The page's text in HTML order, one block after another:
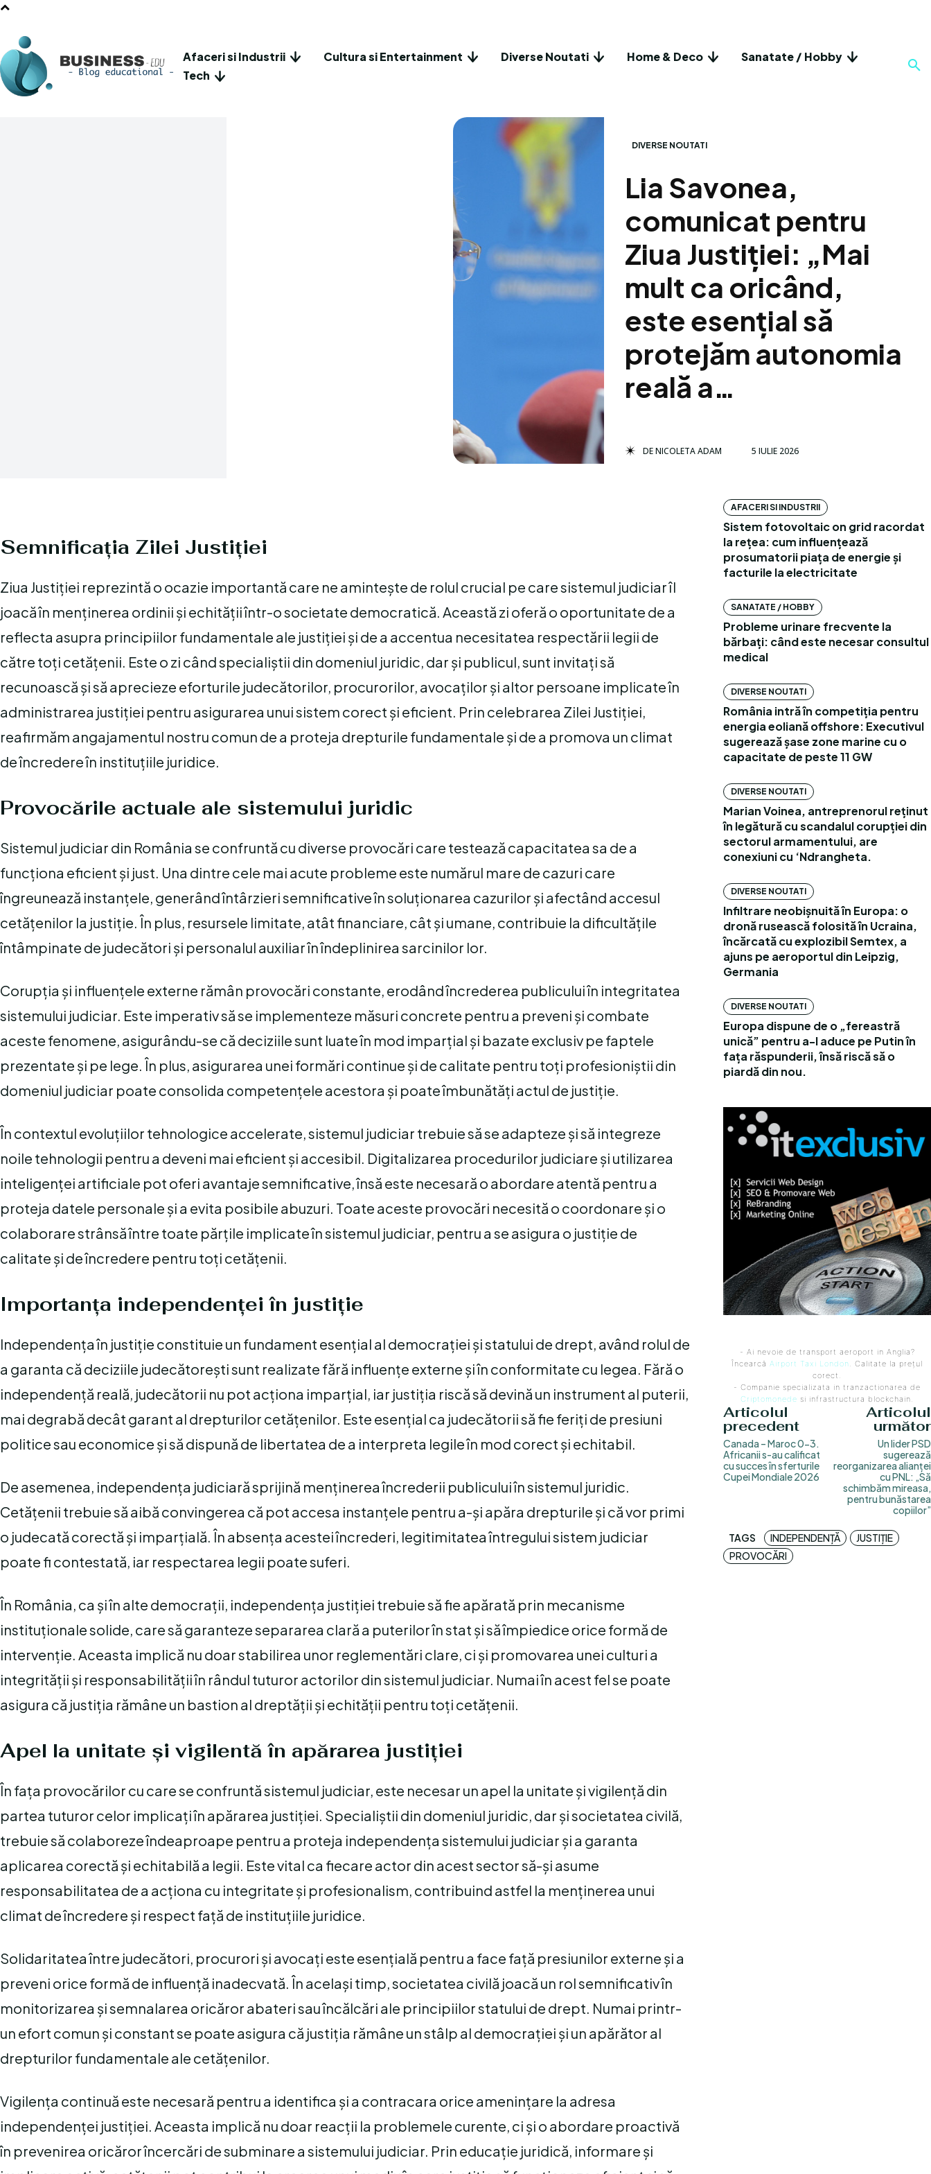
Afaceri si Industrii Cultura si Entertainment Diverse Noutati Home & Deco
Sanatate / Hobby
Tech
DIVERSE NOUTATI
Lia Savonea,
comunicat pentru
Ziua Justiției: „Mai
mult ca oricând,
este esențial să
protejăm autonomia
reală a…
DENICOLETA ADAM 5 IULIE 2026
Semnificația Zilei Justiției
Ziua Justiției reprezintă o ocazie importantă care ne amintește de rolul crucial pe care sistemul judiciar îl
joacă în menținerea ordinii și echității într-o societate democratică. Această zi oferă o oportunitate de a
reflecta asupra principiilor fundamentale ale justiției și de a accentua necesitatea respectării legii de
către toți cetățenii. Este o zi când specialiștii din domeniul juridic, dar și publicul, sunt invitați să
recunoască și să aprecieze eforturile judecătorilor, procurorilor, avocaților și altor persoane implicate în
administrarea justiției pentru asigurarea unui sistem corect și eficient. Prin celebrarea Zilei Justiției,
reafirmăm angajamentul nostru comun de a proteja drepturile fundamentale și de a promova un climat
de încredere în instituțiile juridice.
Provocările actuale ale sistemului juridic
Sistemul judiciar din România se confruntă cu diverse provocări care testează capacitatea sa de a
funcționa eficient și just. Una dintre cele mai acute probleme este numărul mare de cazuri care
îngreunează instanțele, generând întârzieri semnificative în soluționarea cazurilor și afectând accesul
cetățenilor la justiție. În plus, resursele limitate, atât financiare, cât și umane, contribuie la dificultățile
întâmpinate de judecători și personalul auxiliar în îndeplinirea sarcinilor lor.
Corupția și influențele externe rămân provocări constante, erodând încrederea publicului în integritatea
sistemului judiciar. Este imperativ să se implementeze măsuri concrete pentru a preveni și combate
aceste fenomene, asigurându-se că deciziile sunt luate în mod imparțial și bazate exclusiv pe faptele
prezentate și pe lege. În plus, asigurarea unei formări continue și de calitate pentru toți profesioniștii din
domeniul judiciar poate consolida competențele acestora și poate îmbunătăți actul de justiție.
În contextul evoluțiilor tehnologice accelerate, sistemul judiciar trebuie să se adapteze și să integreze
noile tehnologii pentru a deveni mai eficient și accesibil. Digitalizarea procedurilor judiciare și utilizarea
inteligenței artificiale pot oferi avantaje semnificative, însă este necesară o abordare atentă pentru a
proteja datele personale și a evita posibile abuzuri. Toate aceste provocări necesită o coordonare și o
colaborare strânsă între toate părțile implicate în sistemul judiciar, pentru a se asigura o justiție de
calitate și de încredere pentru toți cetățenii.
Importanța independenței în justiție
Independența în justiție constituie un fundament esențial al democrației și statului de drept, având rolul de
a garanta că deciziile judecătorești sunt realizate fără influențe externe și în conformitate cu legea. Fără o
independență reală, judecătorii nu pot acționa imparțial, iar justiția riscă să devină un instrument al puterii,
mai degrabă decât garant al drepturilor cetățenilor. Este esențial ca judecătorii să fie feriți de presiuni
politice sau economice și să dispună de libertatea de a interpreta legile în mod corect și echitabil.
De asemenea, independența judiciară sprijină menținerea încrederii publicului în sistemul juridic.
Cetățenii trebuie să aibă convingerea că pot accesa instanțele pentru a-și apăra drepturile și că vor primi
o judecată corectă și imparțială. În absența acestei încrederi, legitimitatea întregului sistem judiciar
poate fi contestată, iar respectarea legii poate suferi.
În România, ca și în alte democrații, independența justiției trebuie să fie apărată prin mecanisme
instituționale solide, care să garanteze separarea clară a puterilor în stat și să împiedice orice formă de
intervenție. Aceasta implică nu doar stabilirea unor reglementări clare, ci și promovarea unei culturi a
integrității și responsabilității în rândul tuturor actorilor din sistemul judiciar. Numai în acest fel se poate
asigura că justiția rămâne un bastion al dreptății și echității pentru toți cetățenii.
Apel la unitate și vigilentă în apărarea justiției
În fața provocărilor cu care se confruntă sistemul judiciar, este necesar un apel la unitate și vigilență din
partea tuturor celor implicați în apărarea justiției. Specialiștii din domeniul juridic, dar și societatea civilă,
trebuie să colaboreze îndeaproape pentru a proteja independența sistemului judiciar și a garanta
aplicarea corectă și echitabilă a legii. Este vital ca fiecare actor din acest sector să-și asume
responsabilitatea de a acționa cu integritate și profesionalism, contribuind astfel la menținerea unui
climat de încredere și respect față de instituțiile juridice.
Solidaritatea între judecători, procurori și avocați este esențială pentru a face față presiunilor externe și a
preveni orice formă de influență inadecvată. În același timp, societatea civilă joacă un rol semnificativ în
monitorizarea și semnalarea oricăror abateri sau încălcări ale principiilor statului de drept. Numai printr-
un efort comun și constant se poate asigura că justiția rămâne un stâlp al democrației și un apărător al
drepturilor fundamentale ale cetățenilor.
Vigilența continuă este necesară pentru a identifica și a contracara orice amenințare la adresa
independenței justiției. Aceasta implică nu doar reacții la problemele curente, ci și o abordare proactivă
în prevenirea oricăror încercări de subminare a sistemului judiciar. Prin educație juridică, informare și
AFACERI SI INDUSTRII
Sistem fotovoltaic on grid racordat
la rețea: cum influențează
prosumatorii piața de energie și
facturile la electricitate
SANATATE / HOBBY
Probleme urinare frecvente la
bărbați: când este necesar consultul
medical
DIVERSE NOUTATI
România intră în competiția pentru
energia eoliană offshore: Executivul
sugerează șase zone marine cu o
capacitate de peste 11 GW
DIVERSE NOUTATI
Marian Voinea, antreprenorul reținut
în legătură cu scandalul corupției din
sectorul armamentului, are
conexiuni cu ‘Ndrangheta.
DIVERSE NOUTATI
Infiltrare neobișnuită în Europa: o
dronă rusească folosită în Ucraina,
încărcată cu explozibil Semtex, a
ajuns pe aeroportul din Leipzig,
Germania
DIVERSE NOUTATI
Europa dispune de o „fereastră
unică” pentru a-l aduce pe Putin în
fața răspunderii, însă riscă să o
piardă din nou.
- Ai nevoie de transport aeroport in Anglia?
Încearcă Airport Taxi London. Calitate la prețul
corect.
- Companie specializata in tranzactionarea de
Criptomonede si infrastructura blockchain.
Articolul
precedent
Canada – Maroc 0-3.
Africanii s-au calificat
cu succes în sferturile
Cupei Mondiale 2026
Articolul
următor
Un lider PSD
sugerează
reorganizarea alianței
cu PNL: „Să
schimbăm mireasa,
pentru bunăstarea
copiilor”
TAGS INDEPENDENȚĂ
JUSTIȚIE
PROVOCĂRI